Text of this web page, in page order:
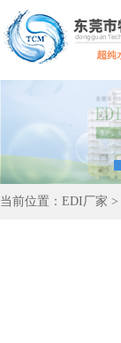
当前位置： EDI厂家 >